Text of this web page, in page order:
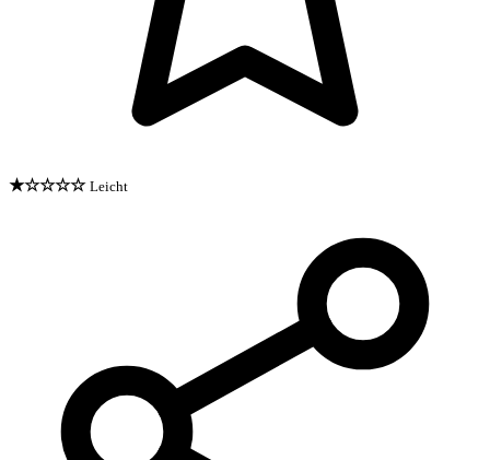
★☆☆☆☆ Leicht